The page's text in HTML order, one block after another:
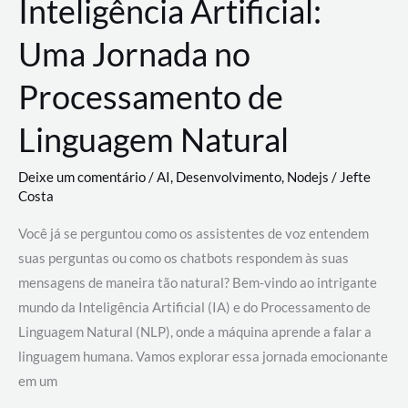
Inteligência Artificial:
Uma Jornada no
Processamento de
Linguagem Natural
Deixe um comentário/AI, Desenvolvimento, Nodejs / Jefte
Costa
Você já se perguntou como os assistentes de voz entendem
suas perguntas ou como os chatbots respondem às suas
mensagens de maneira tão natural? Bem-vindo ao intrigante
mundo da Inteligência Artificial (IA) e do Processamento de
Linguagem Natural (NLP), onde a máquina aprende a falar a
linguagem humana. Vamos explorar essa jornada emocionante
em um